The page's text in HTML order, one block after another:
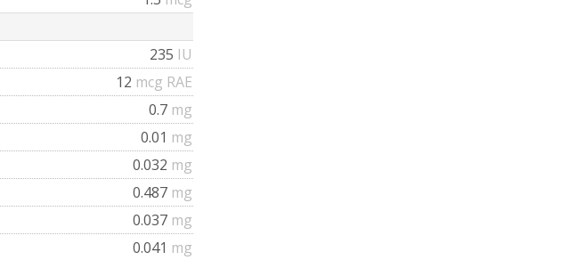
235 IU
12 mcg RAE
0.7 mg
0.01 mg
0.032 mg
0.487 mg
0.037 mg
0.041 mg